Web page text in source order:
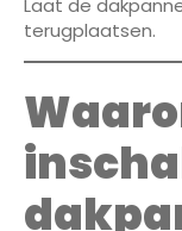
Laat de
terugplaatsen.